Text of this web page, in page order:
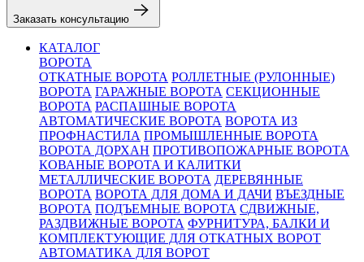
Заказать консультацию
КАТАЛОГ
ВОРОТА
ОТКАТНЫЕ ВОРОТА РОЛЛЕТНЫЕ (РУЛОННЫЕ)
ВОРОТА ГАРАЖНЫЕ ВОРОТА СЕКЦИОННЫЕ
ВОРОТА РАСПАШНЫЕ ВОРОТА
АВТОМАТИЧЕСКИЕ ВОРОТА ВОРОТА ИЗ
ПРОФНАСТИЛА ПРОМЫШЛЕННЫЕ ВОРОТА
ВОРОТА ДОРХАН ПРОТИВОПОЖАРНЫЕ ВОРОТА
КОВАНЫЕ ВОРОТА И КАЛИТКИ
МЕТАЛЛИЧЕСКИЕ ВОРОТА ДЕРЕВЯННЫЕ
ВОРОТА ВОРОТА ДЛЯ ДОМА И ДАЧИ ВЪЕЗДНЫЕ
ВОРОТА ПОДЪЕМНЫЕ ВОРОТА СДВИЖНЫЕ,
РАЗДВИЖНЫЕ ВОРОТА ФУРНИТУРА, БАЛКИ И
КОМПЛЕКТУЮЩИЕ ДЛЯ ОТКАТНЫХ ВОРОТ
АВТОМАТИКА ДЛЯ ВОРОТ